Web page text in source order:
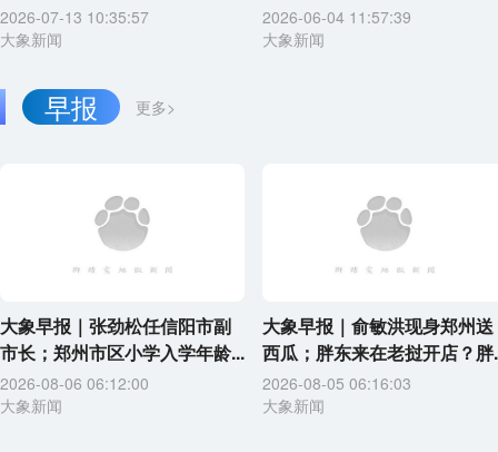
2026-07-13 10:35:57
大象新闻
2026-06-04 11:57:39
大象新闻
更多>
早报
大象早报｜张劲松任信阳市副
市长；郑州市区小学入学年龄...
2026-08-06 06:12:00
大象新闻
大象早报｜俞敏洪现身郑州送
西瓜；胖东来在老挝开店？胖
2026-08-05 06:16:03
大象新闻